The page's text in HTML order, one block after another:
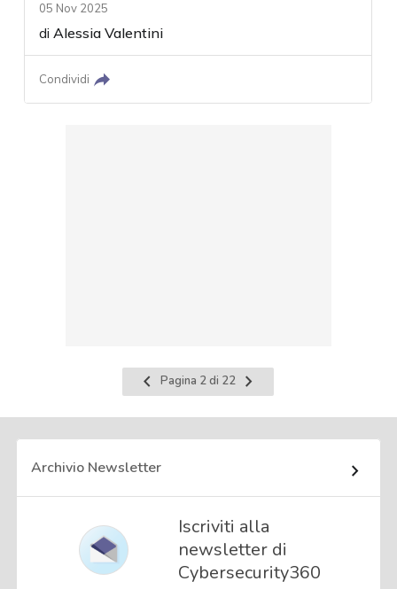
05 Nov 2025
diAlessia Valentini
Condividi
Pagina
precedente
Pagina 2 di 22
Pagina
successiva
Archivio Newsletter
Iscriviti alla
newsletter di
Cybersecurity360